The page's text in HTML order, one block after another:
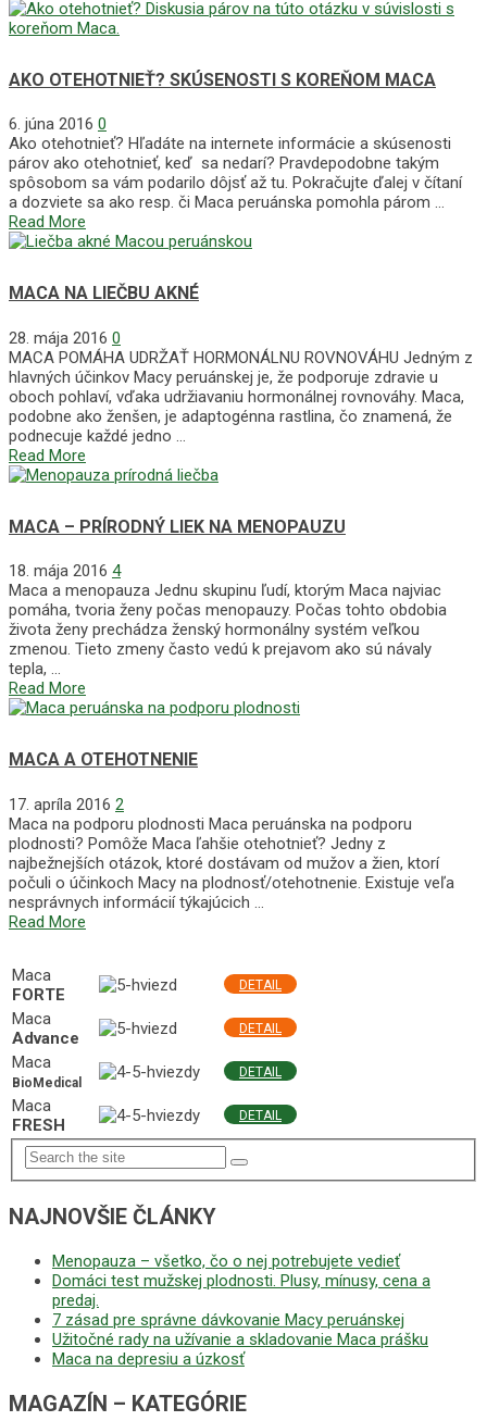
AKO OTEHOTNIEŤ? SKÚSENOSTI S KOREŇOM MACA
6. júna 2016 0
Ako otehotnieť? Hľadáte na internete informácie a skúsenosti
párov ako otehotnieť, keď sa nedarí? Pravdepodobne takým
spôsobom sa vám podarilo dôjsť až tu. Pokračujte ďalej v čítaní
a dozviete sa ako resp. či Maca peruánska pomohla párom …
Read More
MACA NA LIEČBU AKNÉ
28. mája 2016 0
MACA POMÁHA UDRŽAŤ HORMONÁLNU ROVNOVÁHU Jedným z
hlavných účinkov Macy peruánskej je, že podporuje zdravie u
oboch pohlaví, vďaka udržiavaniu hormonálnej rovnováhy. Maca,
podobne ako ženšen, je adaptogénna rastlina, čo znamená, že
podnecuje každé jedno …
Read More
MACA – PRÍRODNÝ LIEK NA MENOPAUZU
18. mája 2016 4
Maca a menopauza Jednu skupinu ľudí, ktorým Maca najviac
pomáha, tvoria ženy počas menopauzy. Počas tohto obdobia
života ženy prechádza ženský hormonálny systém veľkou
zmenou. Tieto zmeny často vedú k prejavom ako sú návaly
tepla, …
Read More
MACA A OTEHOTNENIE
17. apríla 2016 2
Maca na podporu plodnosti Maca peruánska na podporu
plodnosti? Pomôže Maca ľahšie otehotnieť? Jedny z
najbežnejších otázok, ktoré dostávam od mužov a žien, ktorí
počuli o účinkoch Macy na plodnosť/otehotnenie. Existuje veľa
nesprávnych informácií týkajúcich …
Read More
Maca
FORTE
DETAIL
Maca
Advance
DETAIL
Maca
BioMedical
DETAIL
Maca
FRESH
DETAIL
NAJNOVŠIE ČLÁNKY
Menopauza – všetko, čo o nej potrebujete vedieť
Domáci test mužskej plodnosti. Plusy, mínusy, cena a
predaj.
7 zásad pre správne dávkovanie Macy peruánskej
Užitočné rady na užívanie a skladovanie Maca prášku
Maca na depresiu a úzkosť
MAGAZÍN – KATEGÓRIE